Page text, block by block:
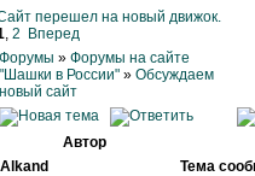
перешел на новый движок.
, 2
Вперед
Форумы » Форумы на сайте
"Шашки в России" » Обсуждаем
новый сайт
Автор
Alkand
Тема